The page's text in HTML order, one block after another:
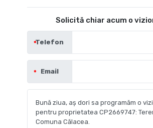
Solicită chiar acum o
Telefon
Email